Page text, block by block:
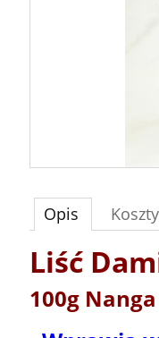
Opis
Liść
100g Nanga